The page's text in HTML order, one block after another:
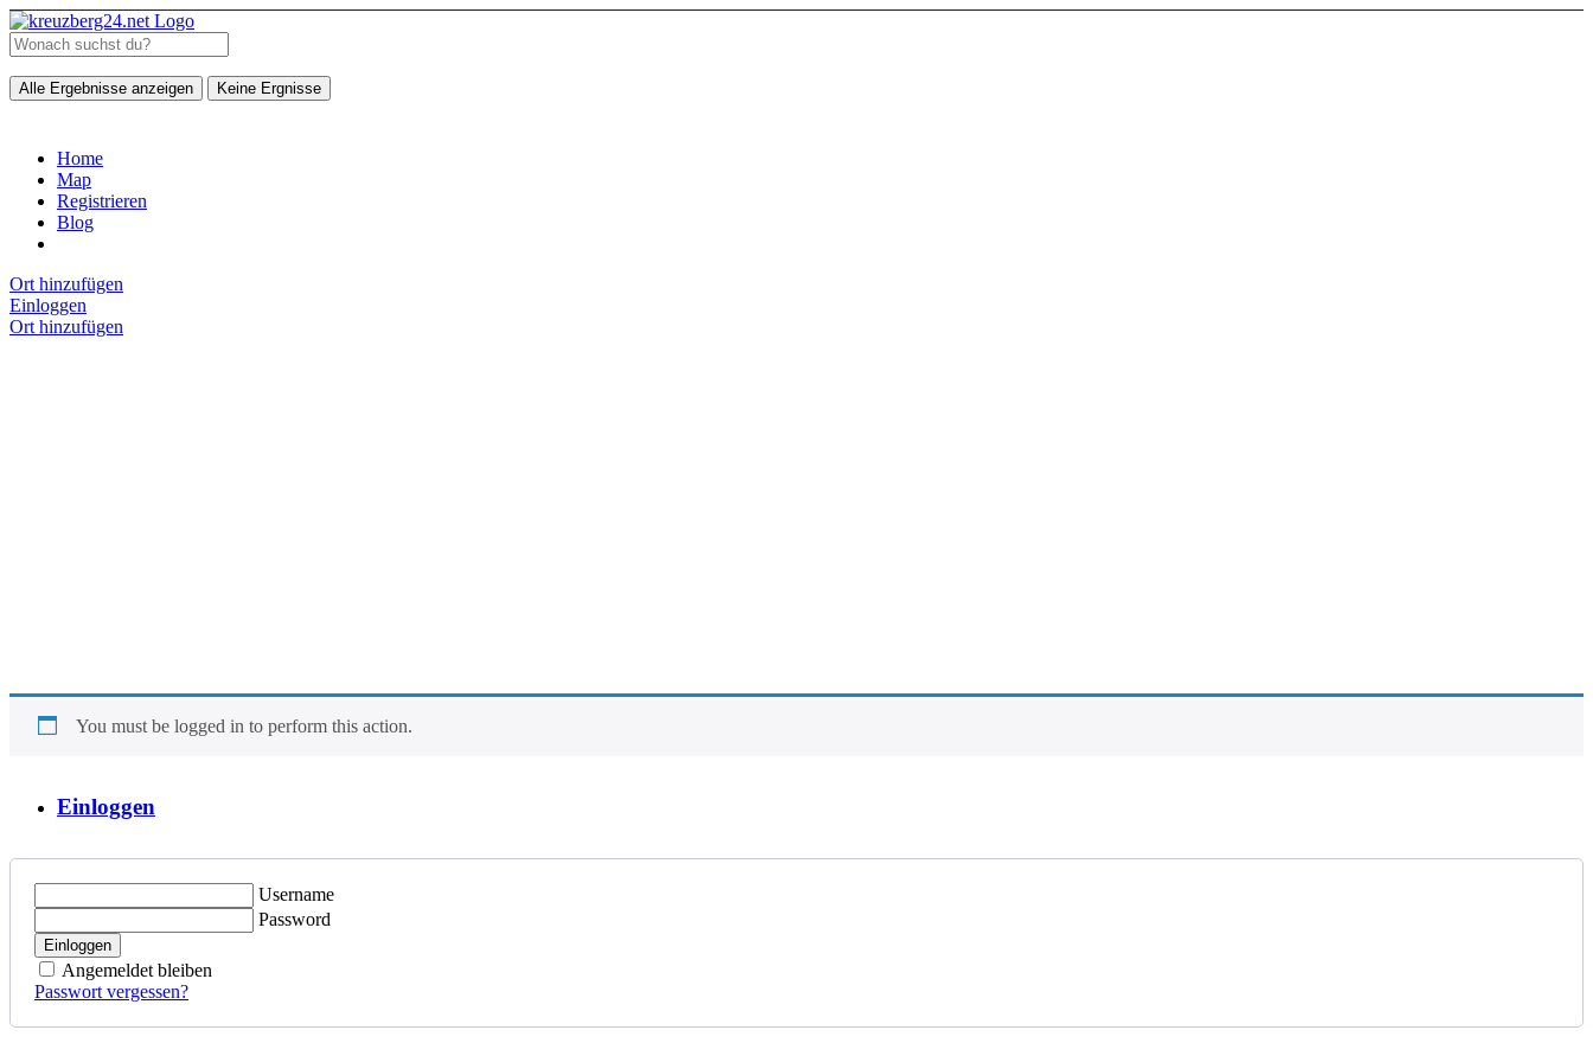
Alle Ergebnisse anzeigen Keine Ergnisse
Home
Map
Registrieren
Blog
Ort hinzufügen
Einloggen
Ort hinzufügen
You must be logged in to perform this action.
Einloggen
Username
Password
Einloggen
Angemeldet bleiben
Passwort vergessen?